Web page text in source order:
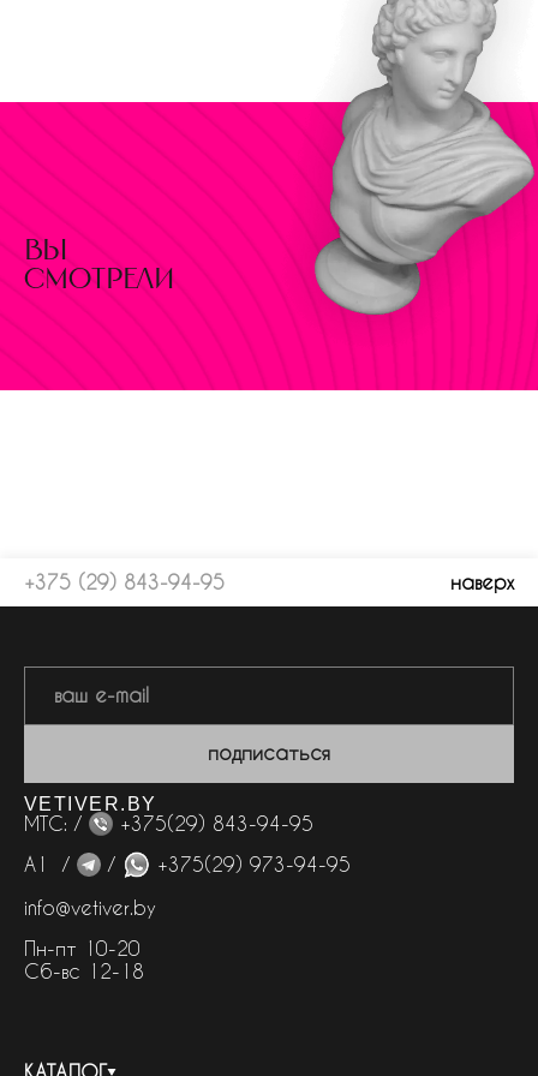
вы
смотрели
+375 (29) 843-94-95 наверх
подписаться
VETIVER.BY
МТС: /
+375(29) 843-94-95
А1 /
/
+375(29) 973-94-95
info@vetiver.by
Пн-пт 10-20
Сб-вс 12-18